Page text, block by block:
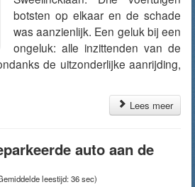
botsten op elkaar en de schade
was aanzienlijk. Een geluk bij een
ongeluk: alle inzittenden van de
de uitzonderlijke aanrijding,
Lees meer
auto aan de
leestijd: 36 sec)